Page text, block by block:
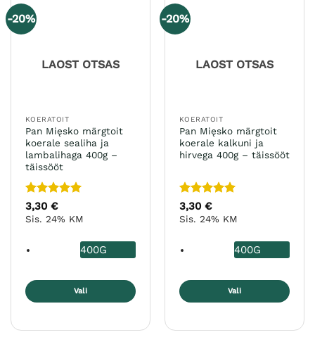
varianti.
Valikuid
saab
tootelehel.
varianti.
Valikuid
saab
tootelehel.
-20%
LAOST OTSAS
KOERATOIT
Pan Mięsko märgtoit
koerale sealiha ja
lambalihaga 400g –
täissööt
Hinnanguga
5/ 5
3,30 €
Sis. 24% KM
400G
Vali
-20%
LAOST OTSAS
KOERATOIT
Pan Mięsko märgtoit
koerale kalkuni ja
hirvega 400g – täissööt
Hinnanguga
5/ 5
3,30 €
Sis. 24% KM
400G
Vali